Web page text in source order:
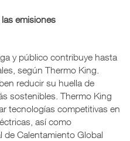
emisiones
y público contribuye hasta
según Thermo King.
reducir su huella de
sostenibles. Thermo King
tecnologías competitivas en
así como
de Calentamiento Global